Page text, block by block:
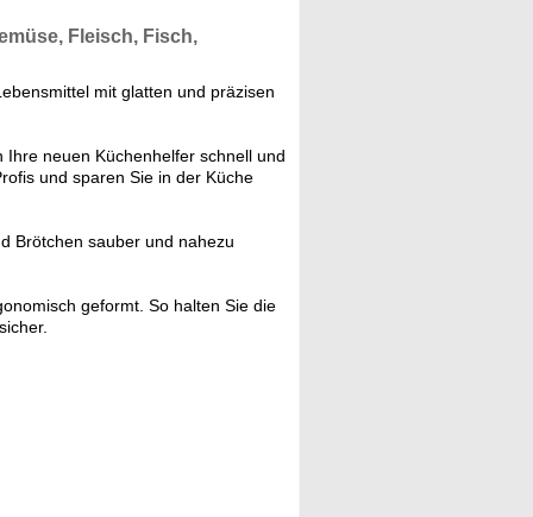
Fleisch, Fisch,
mit glatten und präzisen
neuen Küchenhelfer schnell und
und sparen Sie in der Küche
Brötchen sauber und nahezu
geformt. So halten Sie die